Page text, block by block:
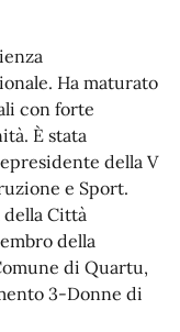
Ha maturato
con forte
È stata
della V
e Sport.
della Città
della
di Quartu,
3-Donne di